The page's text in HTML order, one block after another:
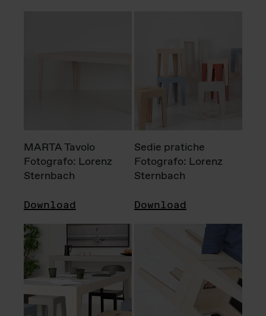
MARTA Tavolo
Fotografo: Lorenz
Sternbach
Download
Sedie pratiche
Fotografo: Lorenz
Sternbach
Download